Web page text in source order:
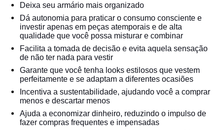
Deixa seu armário mais organizado
Dá autonomia para praticar o consumo consciente e
investir apenas em peças atemporais e de alta
qualidade que você possa misturar e combinar
Facilita a tomada de decisão e evita aquela sensação
de não ter nada para vestir
Garante que você tenha looks estilosos que vestem
perfeitamente e se adaptam a diferentes ocasiões
Incentiva a sustentabilidade, ajudando você a comprar
menos e descartar menos
Ajuda a economizar dinheiro, reduzindo o impulso de
fazer compras frequentes e impensadas